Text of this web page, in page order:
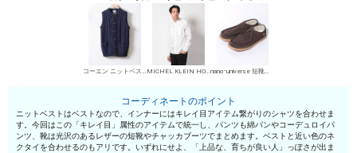
コーエン ニットベスト（前開き） MICHEL KLEIN HOMME シャツ nano･universe 短靴・レザーシューズ
コーディネートのポイント
ニットベストはベストなので、インナーにはキレイ目アイテム繋がりのシャツを合わせま
す。今回はこの「キレイ目」属性のアイテムで統一し、パンツも綿パンやコーデュロイパ
ンツ、靴は光沢のあるレザーの短靴やチャッカブーツでまとめます。ベストと近い色のネ
クタイを合わせるのもアリです。いずれにせよ、「上品な、育ちが良い人」っぽさが出ま